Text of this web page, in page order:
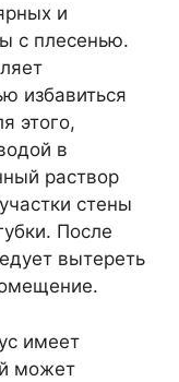
и
с плесенью.
избавиться
этого,
в
раствор
стены
После
вытереть
имеет
может